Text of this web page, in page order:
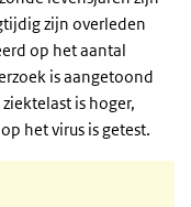
zijn overleden
op het aantal
is aangetoond
is hoger,
het virus is getest.